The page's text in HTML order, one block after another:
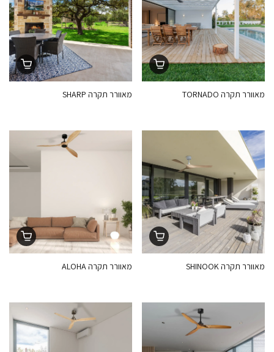
מאוורר תקרה TORNADO מאוורר תקרה SHARP
מאוורר תקרה SHINOOK מאוורר תקרה ALOHA